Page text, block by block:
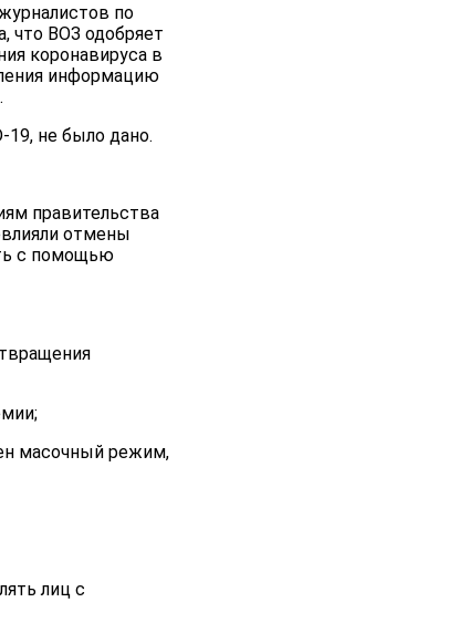
по
что ВОЗ одобряет
коронавируса в
информацию
19, не было дано.
правительства
отмены
с помощью
масочный режим,
лиц с